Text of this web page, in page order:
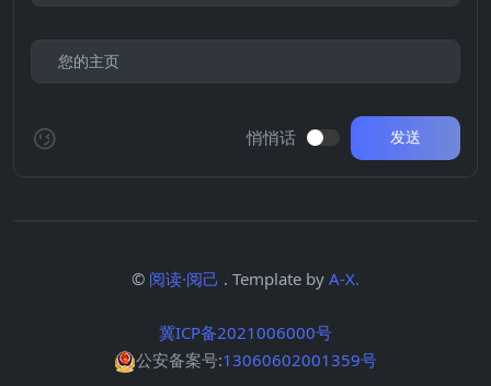
悄悄话 发送
© 阅读·阅己 . Template by A-X.
冀ICP备2021006000号
公安备案号:13060602001359号